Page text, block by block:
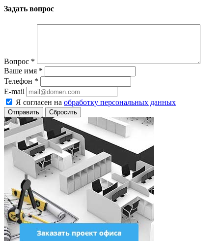
Задать вопрос
Вопрос *
Ваше имя *
Телефон *
E-mail
Я согласен на обработку персональных данных
Сбросить